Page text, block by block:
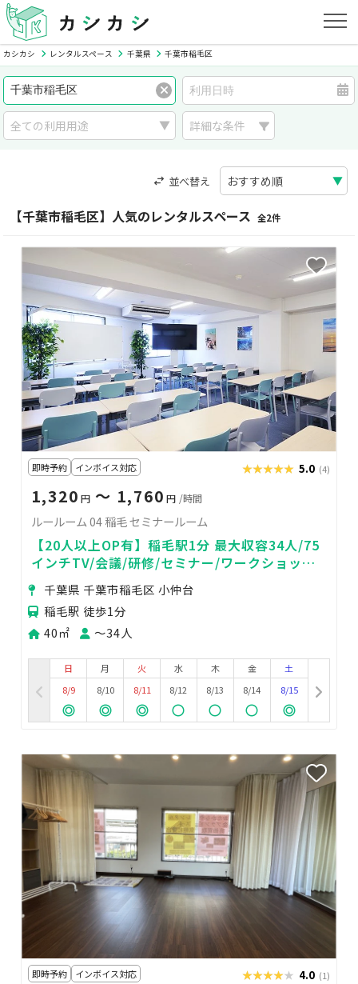
カシカシ レンタルスペース 千葉県 千葉市稲毛区
詳細な条件
並べ替え
【千葉市稲毛区】人気のレンタルスペース 全2件
即時予約 インボイス対応 ★★★★★
★★★★★ 5.0 (4)
1,320 円 〜 1,760 円 /時間
ルールーム 04 稲毛 セミナールーム
【20人以上OP有】稲毛駅1分 最大収容34人/75
インチTV/会議/研修/セミナー/ワークショップ/
各種教室
千葉県 千葉市稲毛区 小仲台
稲毛駅 徒歩1分
40㎡
〜34人
日
8/9
月
8/10
火
8/11
水
8/12
木
8/13
金
8/14
土
8/15
即時予約 インボイス対応 ★★★★★
★★★★★ 4.0 (1)